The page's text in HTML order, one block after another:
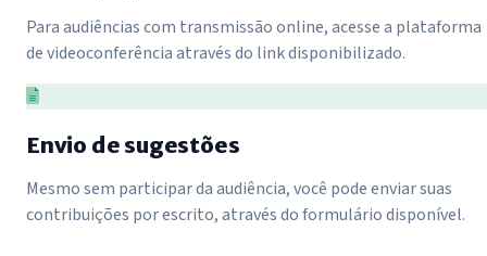
Para audiências com transmissão online, acesse a plataforma
de videoconferência através do link disponibilizado.
Envio de sugestões
Mesmo sem participar da audiência, você pode enviar suas
contribuições por escrito, através do formulário disponível.